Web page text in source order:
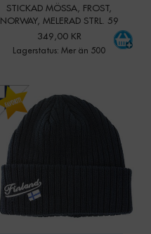
STICKAD MÖSSA, FROST,
NORWAY, MELERAD STRL. 59
349,00 KR
Lagerstatus: Mer än 500
Qty: +
-